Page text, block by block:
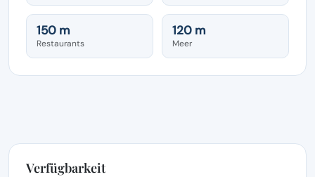
150 m
Restaurants
120 m
Meer
Verfügbarkeit